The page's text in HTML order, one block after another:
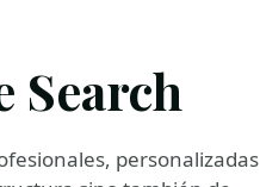
Search
personalizadas